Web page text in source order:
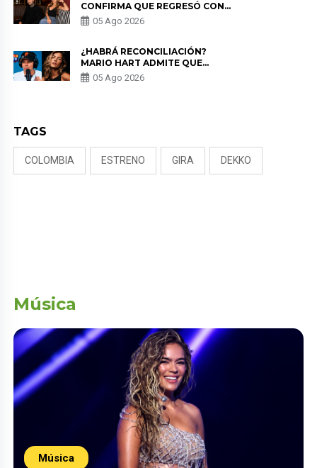
CONFIRMA QUE REGRESÓ CON
MILETT FIGUEROA: “EL AMOR
PUDO MÁS”
05 Ago 2026
¿HABRÁ RECONCILIACIÓN?
MARIO HART ADMITE QUE
PODRÍA VOLVER CON KORINA
RIVADENEIRA: “NO LE CERRARÍA
05 Ago 2026
TAGS
COLOMBIA ESTRENO GIRA DEKKO
Música
Música